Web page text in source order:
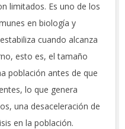
limitados. Es uno de los
en biología y
cuando alcanza
esto es, el tamaño
población antes de que
lo que genera
una desaceleración de
en la población.